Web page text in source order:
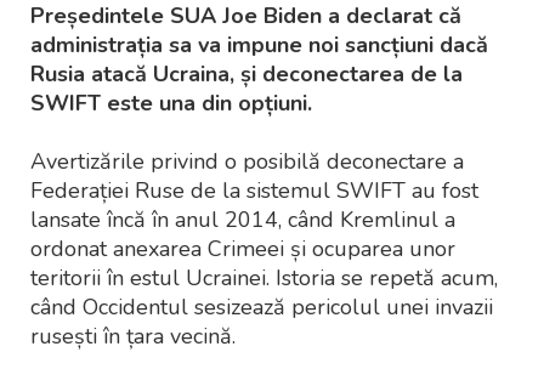
Președintele SUA Joe Biden a declarat că
administrația sa va impune noi sancțiuni dacă
Rusia atacă Ucraina, și deconectarea de la
SWIFT este una din opțiuni.
Avertizările privind o posibilă deconectare a
Federației Ruse de la sistemul SWIFT au fost
lansate încă în anul 2014, când Kremlinul a
ordonat anexarea Crimeei și ocuparea unor
teritorii în estul Ucrainei. Istoria se repetă acum,
când Occidentul sesizează pericolul unei invazii
rusești în țara vecină.